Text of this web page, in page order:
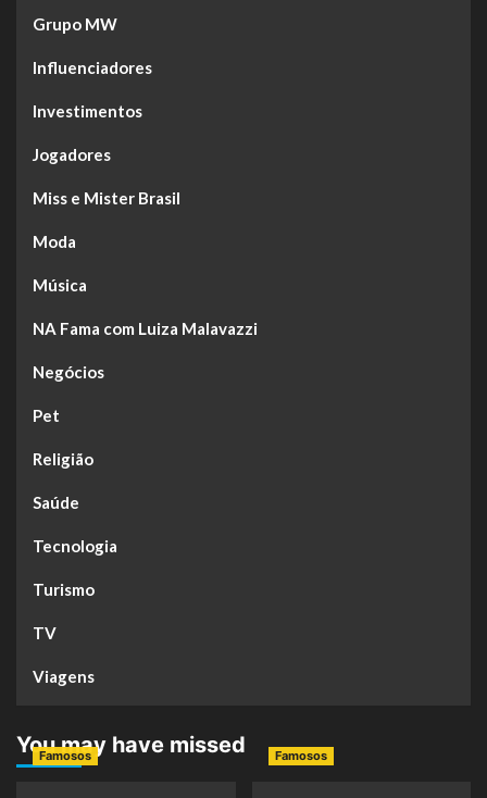
Grupo MW
Influenciadores
Investimentos
Jogadores
Miss e Mister Brasil
Moda
Música
NA Fama com Luiza Malavazzi
Negócios
Pet
Religião
Saúde
Tecnologia
Turismo
TV
Viagens
You may have missed
Famosos Famosos